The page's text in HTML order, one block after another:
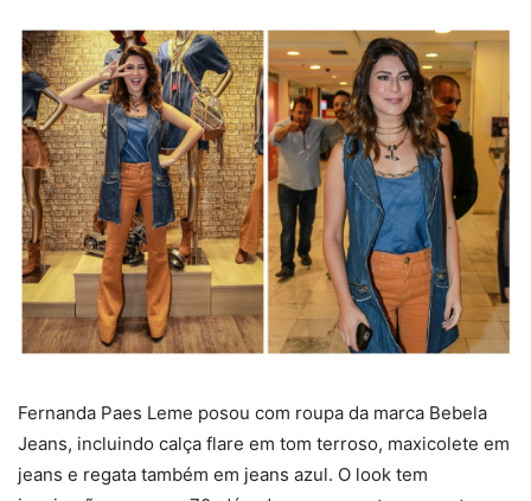
Fernanda Paes Leme posou com roupa da marca Bebela
Jeans, incluindo calça flare em tom terroso, maxicolete em
jeans e regata também em jeans azul. O look tem